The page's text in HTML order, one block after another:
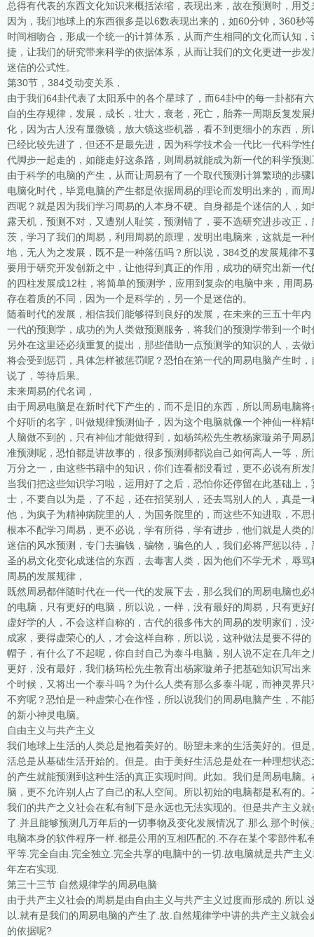
总得有代表的东西文化知识来概括浓缩，表现出来，故在预测时，用
因为，我们地球上的东西很多是以6数表现出来的，如60分钟，360
时间相吻合，形成一个统一的计算体系，从而产生相同的文化而认知
捷，让我们的研究带来科学的依据体系，从而让我们的文化更进一步
迷信的公式性。
第30节，384爻动变关系，
由于我们64卦代表了太阳系中的各个星球了，而64卦中的每一卦都有
自的生存规律，发展，成长，壮大，衰老，死亡，胎养一周期反复发
化，因为古人没有显微镜，放大镜这些机器，看不到更细小的东西，
已经比较先进了，但还不是最先进，因为科学技术会一代比一代科学
代脚步一起走的，如能走好这条路，则周易就能成为新一代的科学预
由于科学的电脑的产生，从而让周易有了一个取代预测计算繁琐的步
电脑化时代，毕竟电脑的产生都是依据周易的理论而发明出来的，而
西呢？就是因为我们学习周易的人本身不硬。自身都是个迷信的人，
露天机，预测不对，又遭别人耻笑，预测错了，要不选研究进步改正
茨，学习了我们的周易，利用周易的原理，发明出电脑来，这就是一
地，无人为之发展，既不是一种落伍吗？所以说，384爻的发展规律
要用于研究开发创新之中，让他得到真正的作用，成功的研究出新一
的四柱发展成12柱，将简单的预测学，应用到复杂的电脑中来，用周
存在着质的不同，因为一个是科学的，另一个是迷信的。
随着时代的发展，相信我们能够得到良好的发展，在未来的三五十年
一代的预测学，成功的为人类做预测服务，将我们的预测学带到一个
另外在这里还必须重复的提出，那些借助一点预测学的知识的人，去
将会受到惩罚，具体怎样被惩罚呢？恐怕在第一代的周易电脑产生时
说了，等待后果。
未来周易的代名词，
由于周易电脑是在新时代下产生的，而不是旧的东西，所以周易电脑
个好听的名字，叫做规律预测仙子，因为这个电脑就像一个神仙一样
人脑做不到的，只有神仙才能做得到，如杨筠松先生教杨家璇弟子周
准预测呢，恐怕都是讲故事的，很多预测师都说自己如何高人一等，
万分之一，由这些书籍中的知识，你们连看都没看过，更不必说有所
当我们把这些知识学习啦，运用好了之后，恐怕你还停留在此基础上
士，不要自以为是，了不起，还在招笑别人，还去骂别人的人，真是
他，为疯子为精神病院里的人，为国务院里的，而这些不知进取，不
根本不配学习周易，更不必说，学有所得，学有进步，他们就是人类
迷信的风水预测，专门去骗钱，骗物，骗色的人，我们必将严惩以待
圣的易文化变化成迷信的东西，去毒害人类，因为他们不学无术，辱
周易的发展规律，
既然周易都伴随时代在一代一代的发展下去，那么我们的周易电脑也
的电脑，只有更好的电脑，所以说，一样，没有最好的周易，只有更
虚好学的人，不会这样自称的，古代的很多伟大的周易的发明家们，
成家，要得虚荣心的人，才会这样自称，所以说，这种做法是要不得
帽子，有什么了不起呢，你自封自己为泰斗电脑，别人说不定在几年
更好，没有最好，我们杨筠松先生教育出杨家璇弟子把基础知识写出
个时候，又将出一个泰斗吗？为什么人类有那么多泰斗呢，而神灵界
不穷呢？恐怕是一种虚荣心在作怪，所以说我们的周易电脑产生，不
的新小神灵电脑。
自由主义与共产主义
我们地球上生活的人类总是抱着美好的。盼望未来的生活美好的。但
活总是从基础生活开始的。但是。由于美好生活总是处在一种理想状
的产生就能预测到这种生活的真正实现时间。此如。我们是周易电脑
脑，更不允许别人占了自己的私人空间。所以初始的电脑都是私有的
我们的共产之义社会在私有制下是永远也无法实现的。但是共产主义
了.并且能够预测几万年后的一切事物及变化发展情况了.那么.那个时
电脑本身的软件程序一样.都是公用的互相匹配的.不存在某个零部件
平等.完全自由.完全独立.完全共享的电脑中的一切.故电脑就是共产主
年左右实现.
第三十三节 自然规律学的周易电脑
由于共产主义社会的周易是由自由主义与共产主义过度而形成的.所以
以.就有是我们的周易电脑的产生了.故.自然规律学中讲的共产主义就
的依据呢?